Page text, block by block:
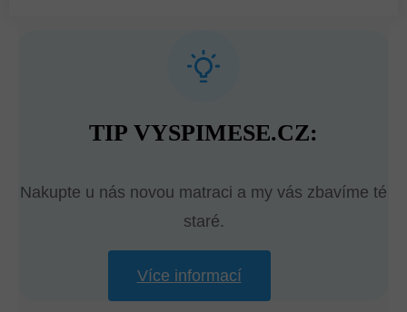
TIP VYSPIMESE.CZ:
Nakupte u nás novou matraci a my vás zbavíme té
staré.
Více informací